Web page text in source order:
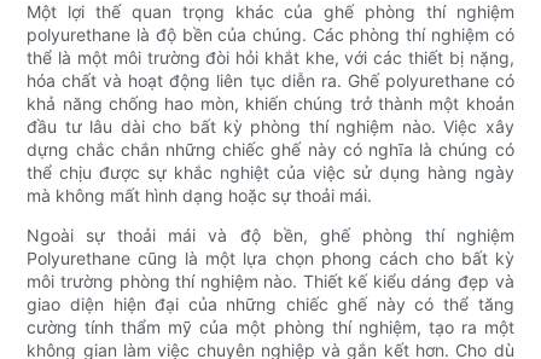
Một lợi thế quan trọng khác của ghế phòng thí nghiệm
polyurethane là độ bền của chúng. Các phòng thí nghiệm có
thể là một môi trường đòi hỏi khắt khe, với các thiết bị nặng,
hóa chất và hoạt động liên tục diễn ra. Ghế polyurethane có
khả năng chống hao mòn, khiến chúng trở thành một khoản
đầu tư lâu dài cho bất kỳ phòng thí nghiệm nào. Việc xây
dựng chắc chắn những chiếc ghế này có nghĩa là chúng có
thể chịu được sự khắc nghiệt của việc sử dụng hàng ngày
mà không mất hình dạng hoặc sự thoải mái.
Ngoài sự thoải mái và độ bền, ghế phòng thí nghiệm
Polyurethane cũng là một lựa chọn phong cách cho bất kỳ
môi trường phòng thí nghiệm nào. Thiết kế kiểu dáng đẹp và
giao diện hiện đại của những chiếc ghế này có thể tăng
cường tính thẩm mỹ của một phòng thí nghiệm, tạo ra một
không gian làm việc chuyên nghiệp và gắn kết hơn. Cho dù